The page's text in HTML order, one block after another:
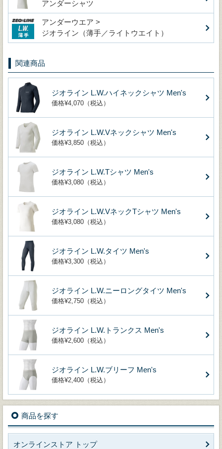
アンダーシャツ
アンダーウエア >
ジオライン（薄手／ライトウエイト）
関連商品
ジオライン L.W.ハイネックシャツ Men's
価格¥4,070（税込）
ジオライン L.W.Vネックシャツ Men's
価格¥3,850（税込）
ジオライン L.W.Tシャツ Men's
価格¥3,080（税込）
ジオライン L.W.VネックTシャツ Men's
価格¥3,080（税込）
ジオライン L.W.タイツ Men's
価格¥3,300（税込）
ジオライン L.W.ニーロングタイツ Men's
価格¥2,750（税込）
ジオライン L.W.トランクス Men's
価格¥2,600（税込）
ジオライン L.W.ブリーフ Men's
価格¥2,400（税込）
商品を探す
オンラインストア トップ